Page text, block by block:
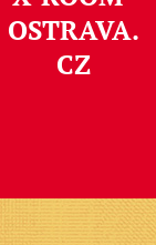
OSTRAVA.
CZ